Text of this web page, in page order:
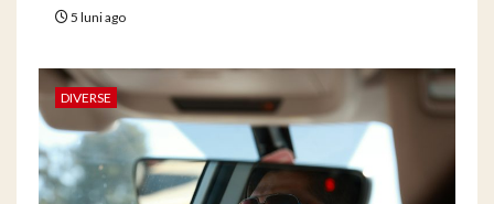
5 luni ago
DIVERSE